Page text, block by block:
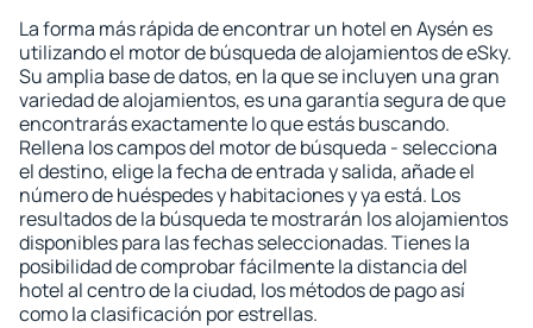
La forma más rápida de encontrar un hotel en Aysén es
utilizando el motor de búsqueda de alojamientos de eSky.
Su amplia base de datos, en la que se incluyen una gran
variedad de alojamientos, es una garantía segura de que
encontrarás exactamente lo que estás buscando.
Rellena los campos del motor de búsqueda - selecciona
el destino, elige la fecha de entrada y salida, añade el
número de huéspedes y habitaciones y ya está. Los
resultados de la búsqueda te mostrarán los alojamientos
disponibles para las fechas seleccionadas. Tienes la
posibilidad de comprobar fácilmente la distancia del
hotel al centro de la ciudad, los métodos de pago así
como la clasificación por estrellas.